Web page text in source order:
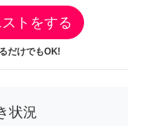
トをする
だけでもOK!
状況